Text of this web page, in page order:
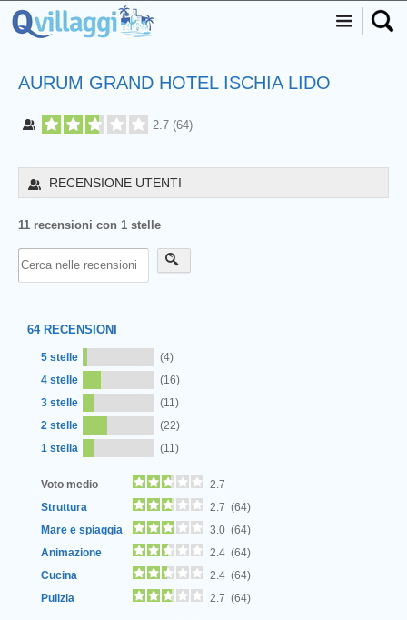
AURUM GRAND HOTEL ISCHIA LIDO
2.7 (64)
RECENSIONE UTENTI
11 recensioni con 1 stelle
64RECENSIONI
5 stelle
(4)
4 stelle
(16)
3 stelle
(11)
2 stelle
(22)
1 stella
(11)
Voto medio
2.7
Struttura
2.7 (64)
Mare e spiaggia
3.0 (64)
Animazione
2.4 (64)
Cucina
2.4 (64)
Pulizia
2.7 (64)